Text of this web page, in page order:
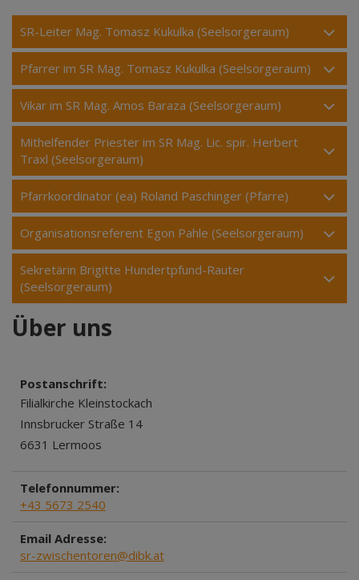
SR-Leiter Mag. Tomasz Kukulka (Seelsorgeraum)
Pfarrer im SR Mag. Tomasz Kukulka (Seelsorgeraum)
Vikar im SR Mag. Amos Baraza (Seelsorgeraum)
Mithelfender Priester im SR Mag. Lic. spir. Herbert
Traxl (Seelsorgeraum)
Pfarrkoordinator (ea) Roland Paschinger (Pfarre)
Organisationsreferent Egon Pahle (Seelsorgeraum)
Sekretärin Brigitte Hundertpfund-Rauter
(Seelsorgeraum)
Über uns
Postanschrift:
Filialkirche Kleinstockach
Innsbrucker Straße 14
6631 Lermoos
Telefonnummer:
+43 5673 2540
Email Adresse:
sr-zwischentoren@dibk.at